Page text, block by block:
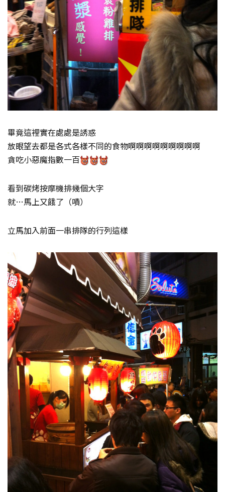
畢竟這裡實在處處是誘惑
放眼望去都是各式各樣不同的食物啊啊啊啊啊啊啊啊啊
貪吃小惡魔指數一百
看到碳烤按摩機排幾個大字
就…馬上又餓了（嘖）
立馬加入前面一串排隊的行列這樣